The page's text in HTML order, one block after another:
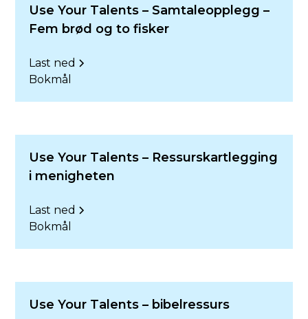
Use Your Talents – Samtaleopplegg –
Fem brød og to fisker
Last ned
Bokmål
Use Your Talents – Ressurskartlegging
i menigheten
Last ned
Bokmål
Use Your Talents – bibelressurs